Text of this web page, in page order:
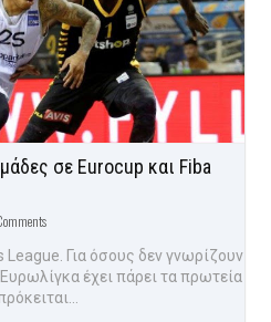
σε Eurocup και Fiba
League. Για όσους δεν γνωρίζουν
Ευρωλίγκα έχει πάρει τα πρωτεία